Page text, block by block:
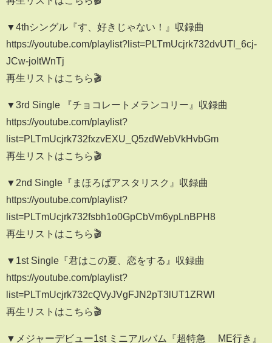
▼4thシングル『す、好きじゃない！』収録曲
https://youtube.com/playlist?list=PLTmUcjrk732dvUTl_6cj-
JCw-joItWnTj
再生リストはこちら🎬
▼3rd Single 『チョコレートメランコリー』収録曲
https://youtube.com/playlist?
list=PLTmUcjrk732fxzvEXU_Q5zdWebVkHvbGm
再生リストはこちら🎬
▼2nd Single『まほろばアスタリスク』収録曲
https://youtube.com/playlist?
list=PLTmUcjrk732fsbh1o0GpCbVm6ypLnBPH8
再生リストはこちら🎬
▼1st Single『君はこの夏、恋をする』収録曲
https://youtube.com/playlist?
list=PLTmUcjrk732cQVyJVgFJN2pT3lUT1ZRWl
再生リストはこちら🎬
▼メジャーデビュー1st ミニアルバム『超特急 ≠ME行き』